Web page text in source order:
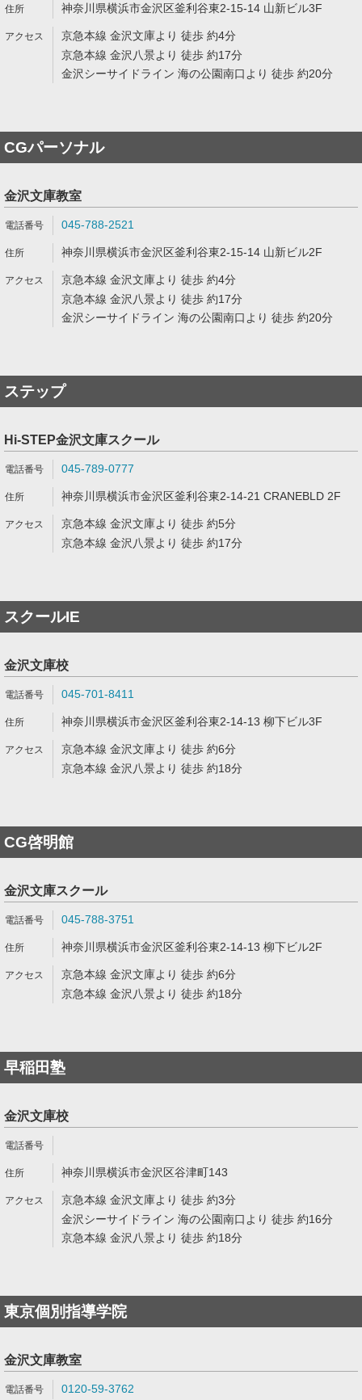
神奈川県横浜市金沢区釜利谷東2-15-14 山新ビル3F
京急本線 金沢文庫より 徒歩 約4分
京急本線 金沢八景より 徒歩 約17分
金沢シーサイドライン 海の公園南口より 徒歩 約20分
CGパーソナル
金沢文庫教室
045-788-2521
神奈川県横浜市金沢区釜利谷東2-15-14 山新ビル2F
京急本線 金沢文庫より 徒歩 約4分
京急本線 金沢八景より 徒歩 約17分
金沢シーサイドライン 海の公園南口より 徒歩 約20分
ステップ
Hi-STEP金沢文庫スクール
045-789-0777
神奈川県横浜市金沢区釜利谷東2-14-21 CRANEBLD 2F
京急本線 金沢文庫より 徒歩 約5分
京急本線 金沢八景より 徒歩 約17分
スクールIE
金沢文庫校
045-701-8411
神奈川県横浜市金沢区釜利谷東2-14-13 柳下ビル3F
京急本線 金沢文庫より 徒歩 約6分
京急本線 金沢八景より 徒歩 約18分
CG啓明館
金沢文庫スクール
045-788-3751
神奈川県横浜市金沢区釜利谷東2-14-13 柳下ビル2F
京急本線 金沢文庫より 徒歩 約6分
京急本線 金沢八景より 徒歩 約18分
早稲田塾
金沢文庫校
神奈川県横浜市金沢区谷津町143
京急本線 金沢文庫より 徒歩 約3分
金沢シーサイドライン 海の公園南口より 徒歩 約16分
京急本線 金沢八景より 徒歩 約18分
東京個別指導学院
金沢文庫教室
0120-59-3762